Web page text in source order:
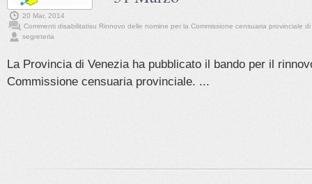
20 Mar, 2014
Commenti disabilitatisu Rinnovo delle nomine per la Commissione censuaria provinciale
segreteria
La Provincia di Venezia ha pubblicato il bando per il
Commissione censuaria provinciale. ...